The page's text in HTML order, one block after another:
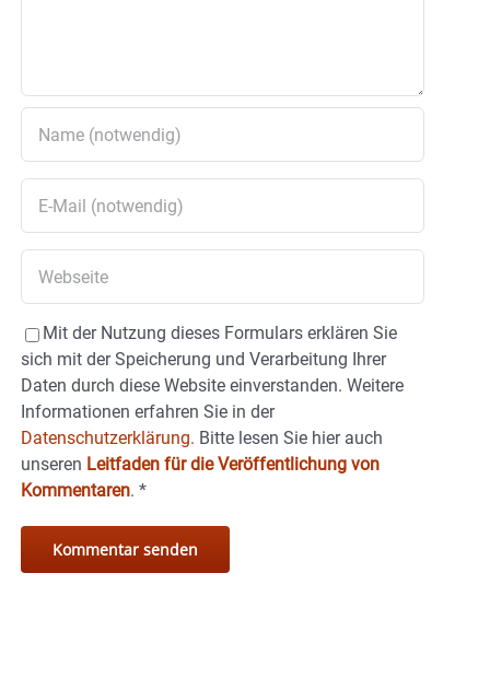
Mit der Nutzung dieses Formulars erklären Sie
sich mit der Speicherung und Verarbeitung Ihrer
Daten durch diese Website einverstanden. Weitere
Informationen erfahren Sie in der
Datenschutzerklärung. Bitte lesen Sie hier auch
unseren Leitfaden für die Veröffentlichung von
Kommentaren. *